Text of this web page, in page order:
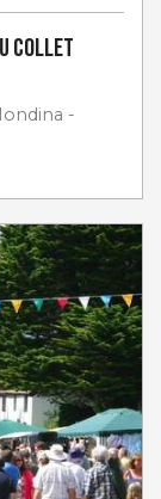
Collet
-